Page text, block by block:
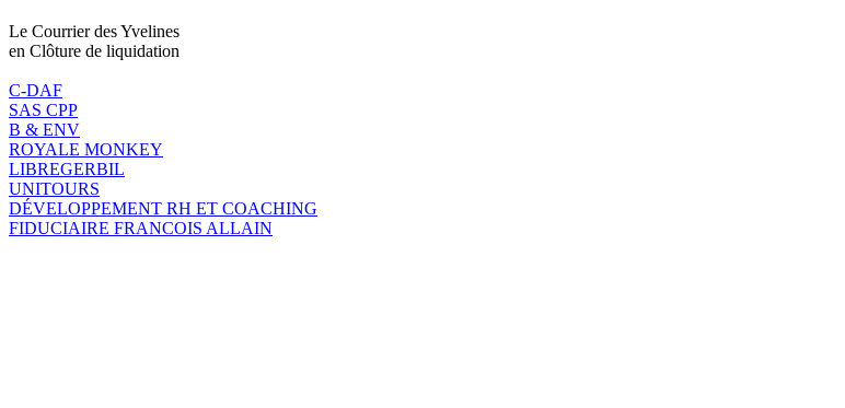
Le Courrier des Yvelines
en Clôture de liquidation
C-DAF
SAS CPP
B & ENV
ROYALE MONKEY
LIBREGERBIL
UNITOURS
DÉVELOPPEMENT RH ET COACHING
FIDUCIAIRE FRANCOIS ALLAIN